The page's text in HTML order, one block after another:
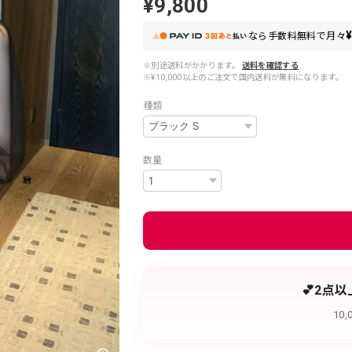
¥9,800
なら 手数料無料で月々
※別途送料がかかります。
送料を確認する
※¥10,000以上のご注文で国内送料が無料になります。
種類
数量
💕2点以